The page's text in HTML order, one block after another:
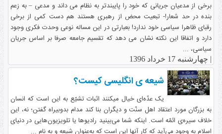
برخی از مدعیان جریانی که خود را پایبندتر به نظام می داند و مدعی – به زعم
بنده در حد شعار!- تبعیت محض از رهبری هستند هم دست کمی از برخی
رقبای ظاهرا سیاسی خود ندارد! بعبارتی در این مساله نوعی وحدت فکری وجود
دارد و اتفاقا این نکته نشان می دهد که تقسیم جامعه صرفا بر اساس جریان
سیاسی، ...
| چهارشنبه 17 خرداد 1396
شیعه ی انگلیسی کیست؟
یک عدّه‌ای خیال میکنند اثبات تشیّع به این است که انسان
به بزرگان مورد اعتقاد اهل سنّت و دیگران بنا کند مدام بدوبیراه گفتن؛ نه، این
خلاف سیره‌ی ائمّه است. اینکه شما می‌بینید رادیوها یا تلویزیون‌هایی در دنیای
اسلام به وجود می‌آید که کار آنها این است که به‌عنوان شیعه و به نام ...